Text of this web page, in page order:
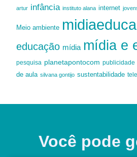
artur infância instituto alana internet
Meio ambiente
educação mídia mídia e
pesquisa planetapontocom publicidade
de aula silvana gontijo sustentabilidade
Você pode